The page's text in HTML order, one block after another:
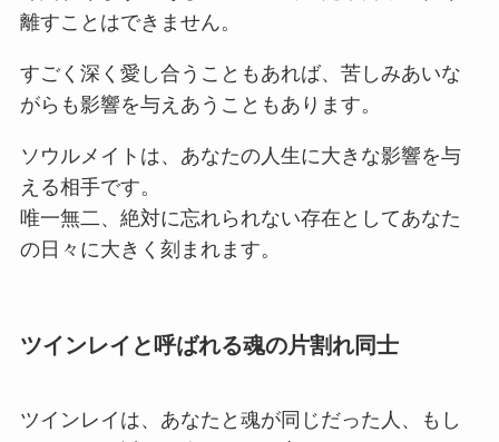
離すことはできません。
すごく深く愛し合うこともあれば、苦しみあいな
がらも影響を与えあうこともあります。
ソウルメイトは、あなたの人生に大きな影響を与
える相手です。
唯一無二、絶対に忘れられない存在としてあなた
の日々に大きく刻まれます。
ツインレイと呼ばれる魂の片割れ同士
ツインレイは、あなたと魂が同じだった人、もし